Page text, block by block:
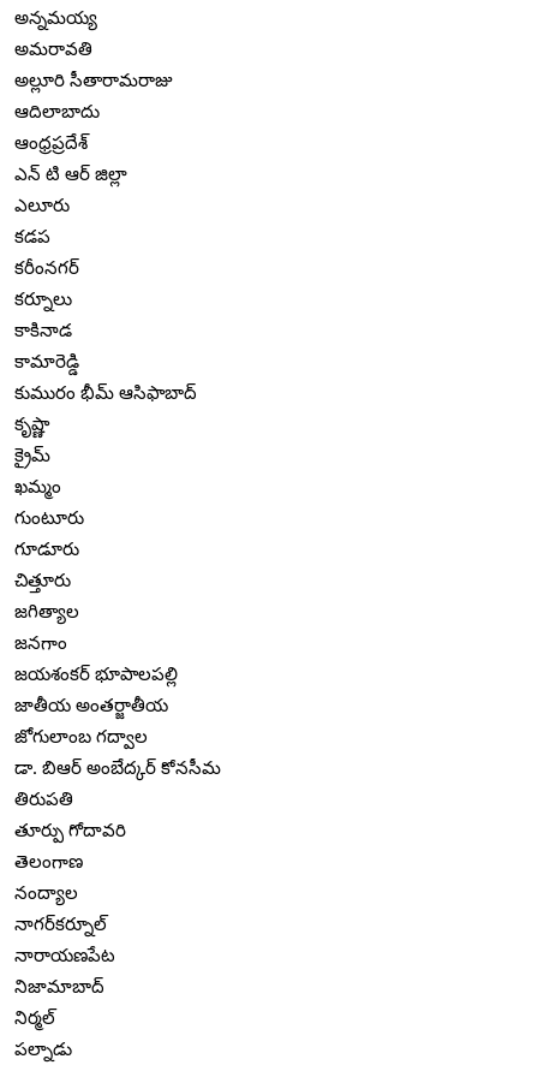
అన్నమయ్య
అమరావతి
అల్లూరి సీతారామరాజు
ఆదిలాబాదు
ఆంధ్రప్రదేశ్
ఎన్ టి ఆర్ జిల్లా
ఎలూరు
కడప
కరీంనగర్
కర్నూలు
కాకినాడ
కామారెడ్డి
కుమురం భీమ్ ఆసిఫాబాద్
కృష్ణా
క్రైమ్
ఖమ్మం
గుంటూరు
గూడూరు
చిత్తూరు
జగిత్యాల
జనగాం
జయశంకర్ భూపాలపల్లి
జాతీయ అంతర్జాతీయ
జోగులాంబ గద్వాల
డా. బిఆర్ అంబేద్కర్ కోనసీమ
తిరుపతి
తూర్పు గోదావరి
తెలంగాణ
నంద్యాల
నాగర్‌కర్నూల్
నారాయణపేట
నిజామాబాద్
నిర్మల్
పల్నాడు